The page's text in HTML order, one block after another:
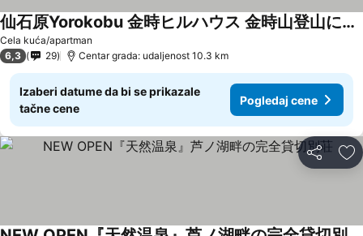
Cela kuća/apartman
仙石原Yorokobu 金時ヒルハウス 金時山登山に便利 BBQ
Pogledaj cene
6,3 29 Centar grada: udaljenost 10.3 km
Izaberi datume da bi se prikazale
tačne cene
Pogledaj cene
Deli